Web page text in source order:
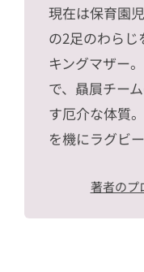
現在は保育園
の2足のわらじ
キングマザー
で、贔屓チー
す厄介な体質
を機にラグビ
著者のプ